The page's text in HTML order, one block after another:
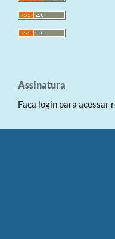
Assinatura
Faça login para acessar